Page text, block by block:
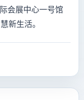
会展中心一号馆
新生活。